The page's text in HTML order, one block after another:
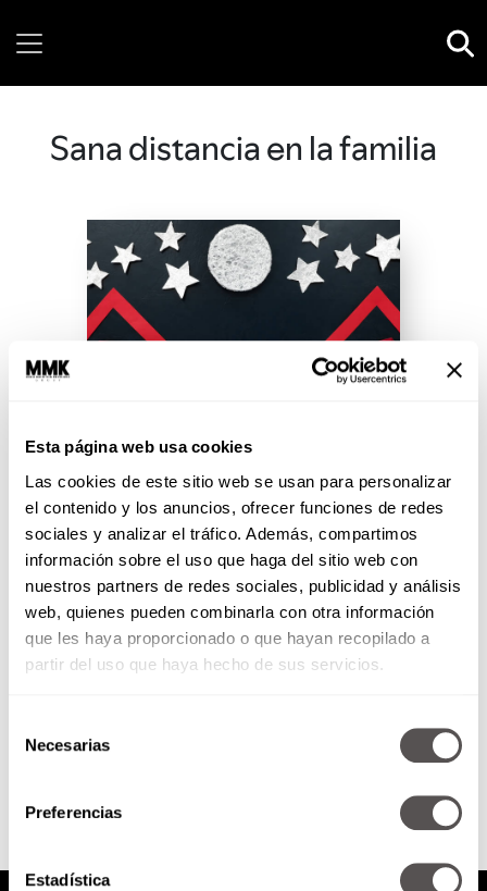
Esta página web usa cookies
Las cookies de este sitio web se usan para personalizar
el contenido y los anuncios, ofrecer funciones de redes
sociales y analizar el tráfico. Además, compartimos
información sobre el uso que haga del sitio web con
nuestros partners de redes sociales, publicidad y análisis
web, quienes pueden combinarla con otra información
que les haya proporcionado o que hayan recopilado a
partir del uso que haya hecho de sus servicios.
Necesarias
Preferencias
Estadística
Sana distancia en la familia
La sana distancia con tu familia
Para todos los que viven en una
relación complicada con su
familia, les vamos a explicar por
qué es pésima...